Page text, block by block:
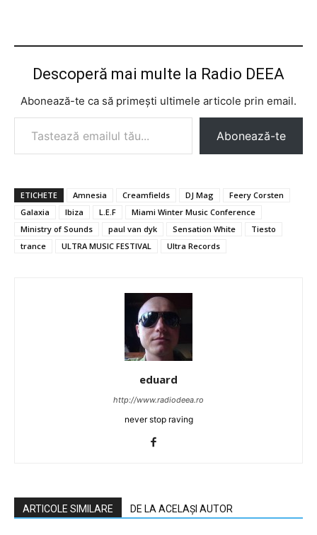
Descoperă mai multe la Radio DEEA
Abonează-te ca să primești ultimele articole prin email.
Tastează emailul tău...
Abonează-te
ETICHETE Amnesia Creamfields DJ Mag
Feery Corsten
Galaxia
Ibiza L.E.F
Miami Winter Music Conference
Ministry of Sounds
paul van dyk Sensation White
Tiesto
trance
ULTRA MUSIC FESTIVAL Ultra Records
eduard
http://www.radiodeea.ro
never stop raving
ARTICOLE SIMILARE DE LA ACELAȘI AUTOR